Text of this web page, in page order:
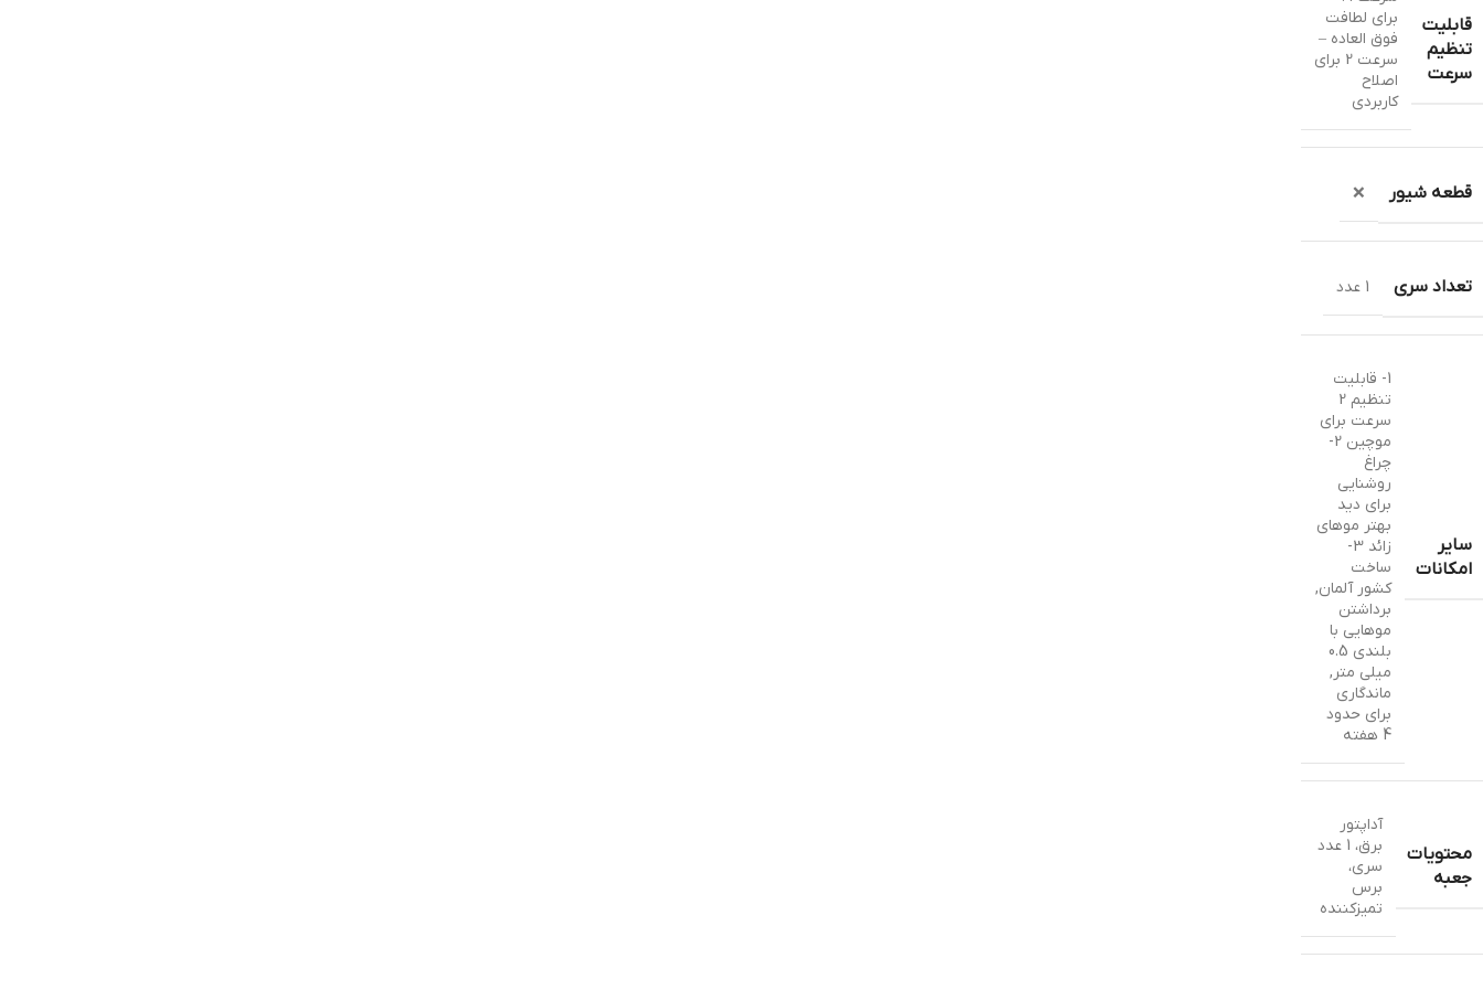
قابلیت
تنظیم
سرعت
برای لطافت
فوق العاده –
سرعت 2 برای
اصلاح
کاربردی
قطعه شیور ❌
تعداد سری 1 عدد
سایر
امکانات
1- قابلیت
تنظیم 2
سرعت برای
موچین 2-
چراغ
روشنایی
برای دید
بهتر موهای
زائد 3-
ساخت
کشور آلمان,
برداشتن
موهایی با
بلندی 0.5
میلی متر,
ماندگاری
برای حدود
4 هفته
محتویات
جعبه
آداپتور
برق، 1 عدد
سری،
برس
تمیزکننده